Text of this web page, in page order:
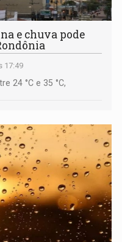
e chuva pode
17:49
24 °C e 35 °C,